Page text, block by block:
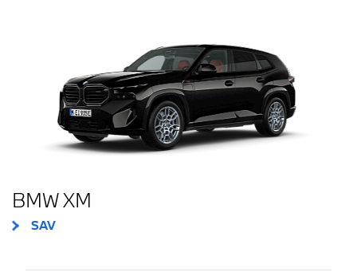
BMW XM
SAV